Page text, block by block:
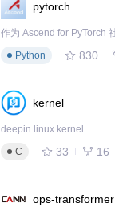
pytorch
Python
830
kernel
deepin linux kernel
C
33 16
ops-transformer